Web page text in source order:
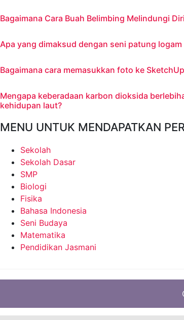
Bagaimana Cara Buah Belimbing Melindungi
Apa yang dimaksud dengan seni patung
Bagaimana cara memasukkan foto ke
Mengapa keberadaan karbon dioksida
kehidupan laut?
MENU UNTUK MENDAPATKAN
Sekolah
Sekolah Dasar
SMP
Biologi
Fisika
Bahasa Indonesia
Seni Budaya
Matematika
Pendidikan Jasmani